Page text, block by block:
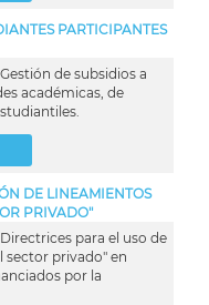
PARTICIPANTES
Gestión de subsidios a
académicas, de
DE LINEAMIENTOS
PRIVADO"
Directrices para el uso de
sector privado" en
por la